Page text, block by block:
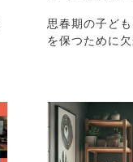
思春期の子ど
を保つために